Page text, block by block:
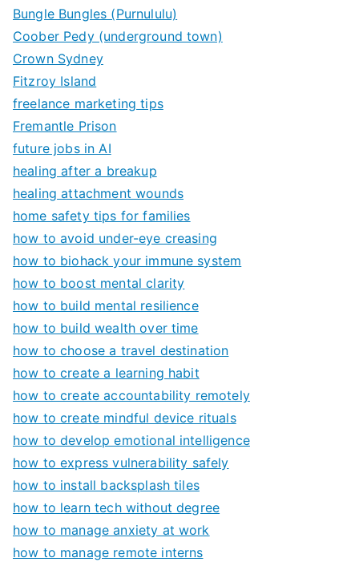
Bungle Bungles (Purnululu)
Coober Pedy (underground town)
Crown Sydney
Fitzroy Island
freelance marketing tips
Fremantle Prison
future jobs in AI
healing after a breakup
healing attachment wounds
home safety tips for families
how to avoid under-eye creasing
how to biohack your immune system
how to boost mental clarity
how to build mental resilience
how to build wealth over time
how to choose a travel destination
how to create a learning habit
how to create accountability remotely
how to create mindful device rituals
how to develop emotional intelligence
how to express vulnerability safely
how to install backsplash tiles
how to learn tech without degree
how to manage anxiety at work
how to manage remote interns